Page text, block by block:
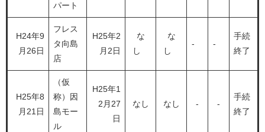
パート
H24年9
月26日
フレス
タ向島
店
H25年2
月2日
な
し
な
し
‐ ‐
手続
終了
H25年8
月21日
（仮
称）因
島モー
ル
H25年1
2月27
日
なし なし ‐ ‐
手続
終了